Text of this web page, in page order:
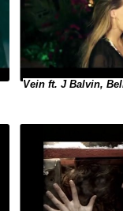
Vein ft. J Balvin,